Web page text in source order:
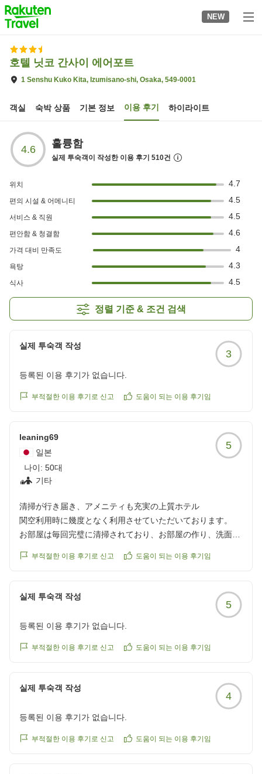
to
top
page
NEW
호텔 닛코 간사이 에어포트
1 Senshu Kuko Kita, Izumisano-shi, Osaka, 549-0001
객실 숙박 상품 기본 정보 이용 후기 하이라이트
4.6 훌륭함
실제 투숙객이 작성한 이용 후기 510건
위치 4.7
편의 시설 & 어메니티 4.5
서비스 & 직원 4.5
편안함 & 청결함 4.6
가격 대비 만족도 4
욕탕 4.3
식사 4.5
정렬 기준 & 조건 검색
실제 투숙객 작성
3
등록된 이용 후기가 없습니다.
부적절한 이용 후기로 신고 도움이 되는 이용 후기임
leaning69
일본
나이: 50대
기타
5
清掃が行き届き、アメニティも充実の上質ホテル
関空利用時に幾度となく利用させていただいております。
お部屋は毎回完璧に清掃されており、お部屋の作り、洗面台
備えつけのシャンプー類はポーラ化粧品を使われており、髪
廊下ですれ違うハウスキーピングの方もベテラン層の日本人
ばかりで、ホテルのクオリティの高さには妙に納得が行きま
クチコミの詳細はこちらから
https://review.travel.rakuten.co.jp/hotel/voice/187?
부적절한 이용 후기로 신고 도움이 되는 이용 후기임
실제 투숙객 작성
5
등록된 이용 후기가 없습니다.
부적절한 이용 후기로 신고 도움이 되는 이용 후기임
실제 투숙객 작성
4
등록된 이용 후기가 없습니다.
부적절한 이용 후기로 신고 도움이 되는 이용 후기임